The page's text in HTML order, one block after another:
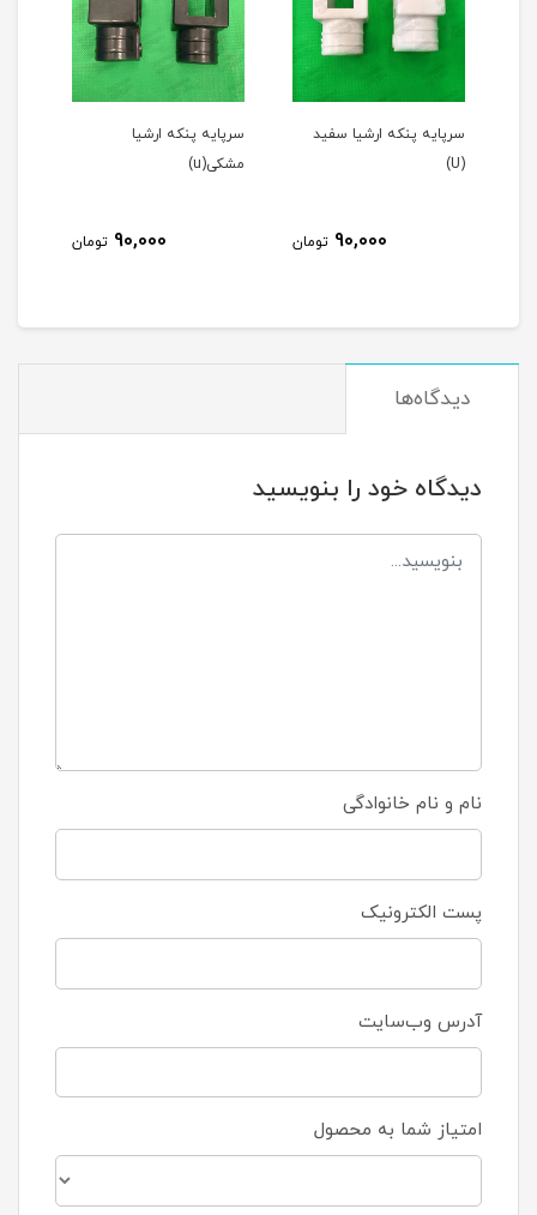
سرپایه پنکه ارشیا سفید
(U)
90,000 تومان
سرپایه پنکه ارشیا
مشکی(u)
90,000 تومان
دیدگاه‌ها
دیدگاه خود را بنویسید
نام و نام خانوادگی
پست الکترونیک
آدرس وب‌سایت
امتیاز شما به محصول